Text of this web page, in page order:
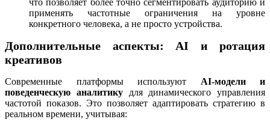
применять частотные ограничения на уровне
конкретного человека, а не просто устройства.
Дополнительные аспекты: AI и ротация
креативов
Современные платформы используют AI-модели и
поведенческую аналитикудля динамического управления
частотой показов. Это позволяет адаптировать стратегию в
реальном времени, учитывая: